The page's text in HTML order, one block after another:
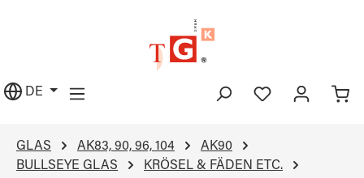
DE
GLAS AK83, 90, 96, 104
AK90
BULLSEYE GLAS
KRÖSEL & FÄDEN ETC.